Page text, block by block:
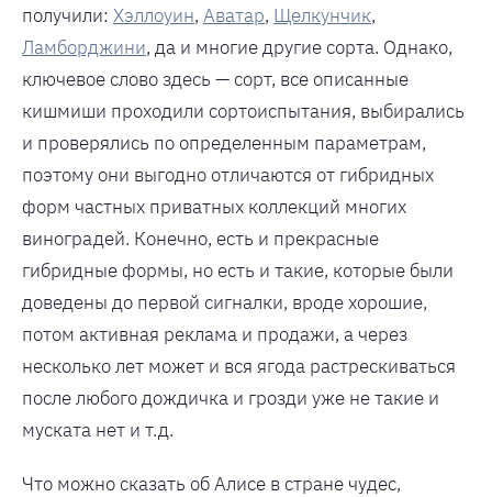
получили: Хэллоуин, Аватар, Щелкунчик,
Ламборджини, да и многие другие сорта. Однако,
ключевое слово здесь — сорт, все описанные
кишмиши проходили сортоиспытания, выбирались
и проверялись по определенным параметрам,
поэтому они выгодно отличаются от гибридных
форм частных приватных коллекций многих
виноградей. Конечно, есть и прекрасные
гибридные формы, но есть и такие, которые были
доведены до первой сигналки, вроде хорошие,
потом активная реклама и продажи, а через
несколько лет может и вся ягода растрескиваться
после любого дождичка и грозди уже не такие и
муската нет и т.д.
Что можно сказать об Алисе в стране чудес,